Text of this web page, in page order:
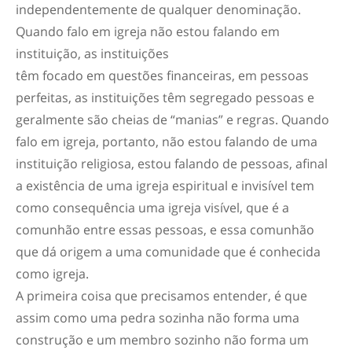
independentemente de qualquer denominação.
Quando falo em igreja não estou falando em
instituição, as instituições
têm focado em questões financeiras, em pessoas
perfeitas, as instituições têm segregado pessoas e
geralmente são cheias de “manias” e regras. Quando
falo em igreja, portanto, não estou falando de uma
instituição religiosa, estou falando de pessoas, afinal
a existência de uma igreja espiritual e invisível tem
como consequência uma igreja visível, que é a
comunhão entre essas pessoas, e essa comunhão
que dá origem a uma comunidade que é conhecida
como igreja.
A primeira coisa que precisamos entender, é que
assim como uma pedra sozinha não forma uma
construção e um membro sozinho não forma um